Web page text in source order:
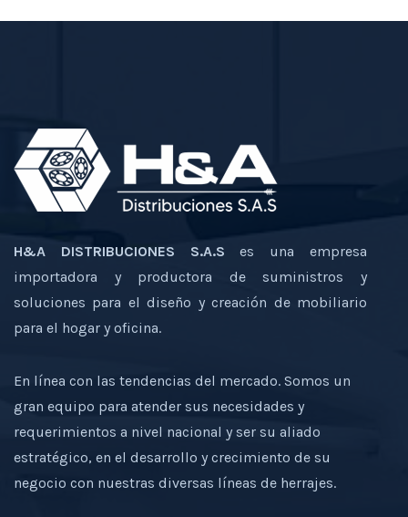
H&A DISTRIBUCIONES S.A.S es una empresa
importadora y productora de suministros y
soluciones para el diseño y creación de mobiliario
para el hogar y oficina.
En línea con las tendencias del mercado. Somos un
gran equipo para atender sus necesidades y
requerimientos a nivel nacional y ser su aliado
estratégico, en el desarrollo y crecimiento de su
negocio con nuestras diversas líneas de herrajes.